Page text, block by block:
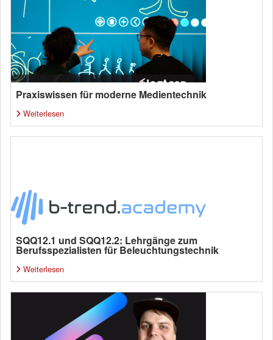
Praxiswissen für moderne Medientechnik
Weiterlesen
SQQ12.1 und SQQ12.2: Lehrgänge zum
Berufsspezialisten für Beleuchtungstechnik
Weiterlesen